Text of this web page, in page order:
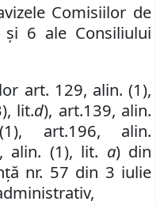
Comisiilor de
și 6 ale Consiliului
art. 129, alin. (1),
, lit.d), art.139, alin.
(1), art.196, alin.
alin. (1), lit. a) din
nr. 57 din 3 iulie
,